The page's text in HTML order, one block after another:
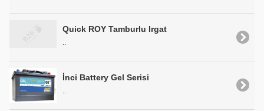
Quick ROY Tamburlu Irgat
..
İnci Battery Gel Serisi
..